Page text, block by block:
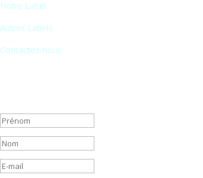
Notre Label
Autres Labels
Contactez-nous